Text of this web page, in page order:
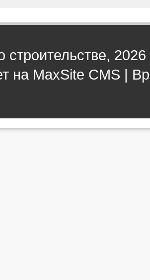
строительстве, 2026
на MaxSite CMS |